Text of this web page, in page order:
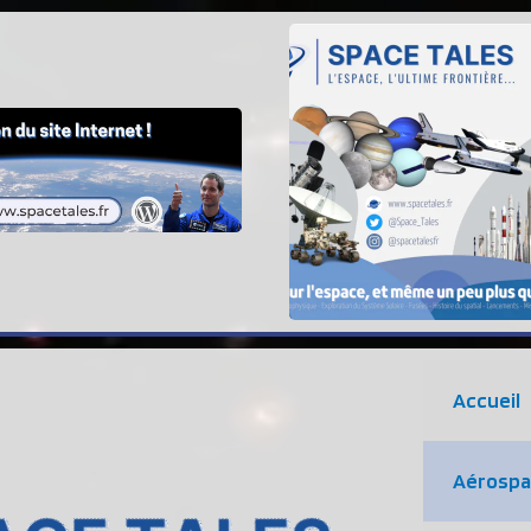
Accueil